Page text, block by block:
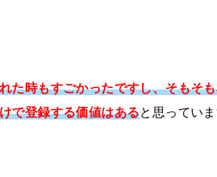
た時もすごかったですし、そもそ
で登録する価値はあると思っていま